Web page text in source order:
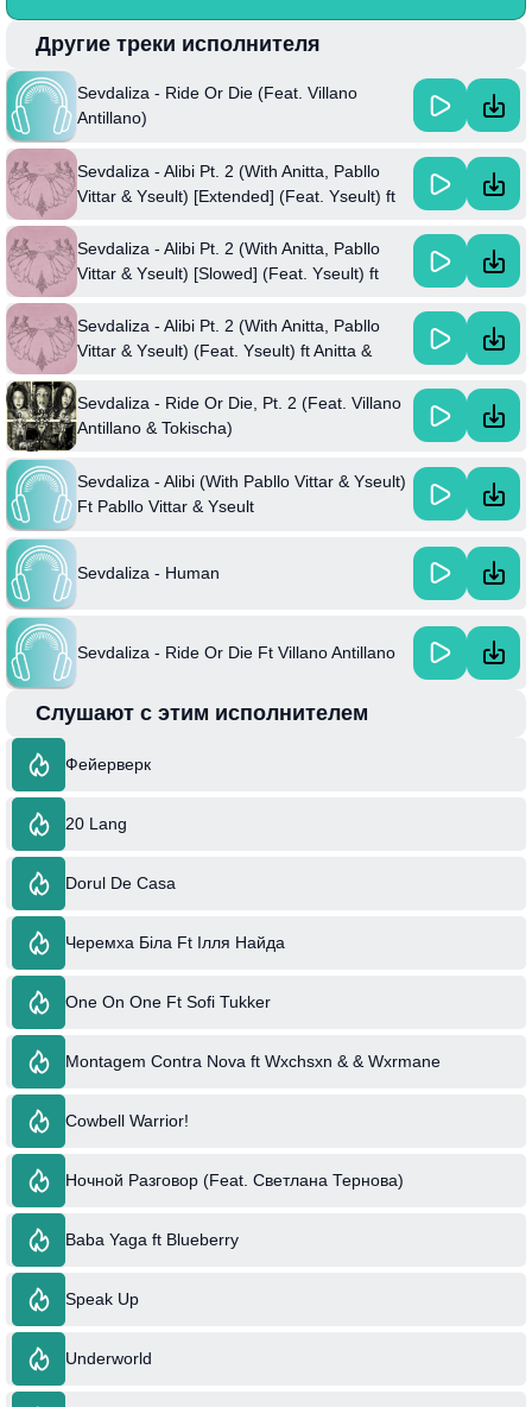
хопа, усиливает смысловое содержание, делая его
запоминающимся и актуальным.
Sevdaliza, иранско-нидерландская певица и продюсер, известна
своими инновационными подходами к музыке и визуальному
искусству, она часто затрагивает темы идентичности и личной
свободы в своем творчества.
Другие треки исполнителя
Sevdaliza - Ride Or Die (Feat. Villano
Antillano)
Sevdaliza - Alibi Pt. 2 (With Anitta, Pabllo
Vittar & Yseult) [Extended] (Feat. Yseult) ft
Sevdaliza - Alibi Pt. 2 (With Anitta, Pabllo
Vittar & Yseult) [Slowed] (Feat. Yseult) ft
Sevdaliza - Alibi Pt. 2 (With Anitta, Pabllo
Vittar & Yseult) (Feat. Yseult) ft Anitta &
Sevdaliza - Ride Or Die, Pt. 2 (Feat. Villano
Antillano & Tokischa)
Sevdaliza - Alibi (With Pabllo Vittar & Yseult)
Ft Pabllo Vittar & Yseult
Sevdaliza - Human
Sevdaliza - Ride Or Die Ft Villano Antillano
Слушают с этим исполнителем
Фейерверк
20 Lang
Dorul De Casa
Черемха Біла Ft Ілля Найда
One On One Ft Sofi Tukker
Montagem Contra Nova ft Wxchsxn & & Wxrmane
Cowbell Warrior!
Ночной Разговор (Feat. Светлана Тернова)
Baba Yaga ft Blueberry
Speak Up
Underworld